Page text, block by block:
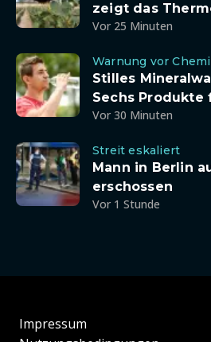
zeigt das
Vor 25 Minuten
Warnung vor
Stilles
Sechs Produkte
Vor 30 Minuten
Streit eskaliert
Mann in Berlin
erschossen
Vor 1 Stunde
Impressum